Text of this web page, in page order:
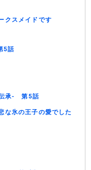
クスメイドです
5話
伝承- 第5話
な氷の王子の愛でした